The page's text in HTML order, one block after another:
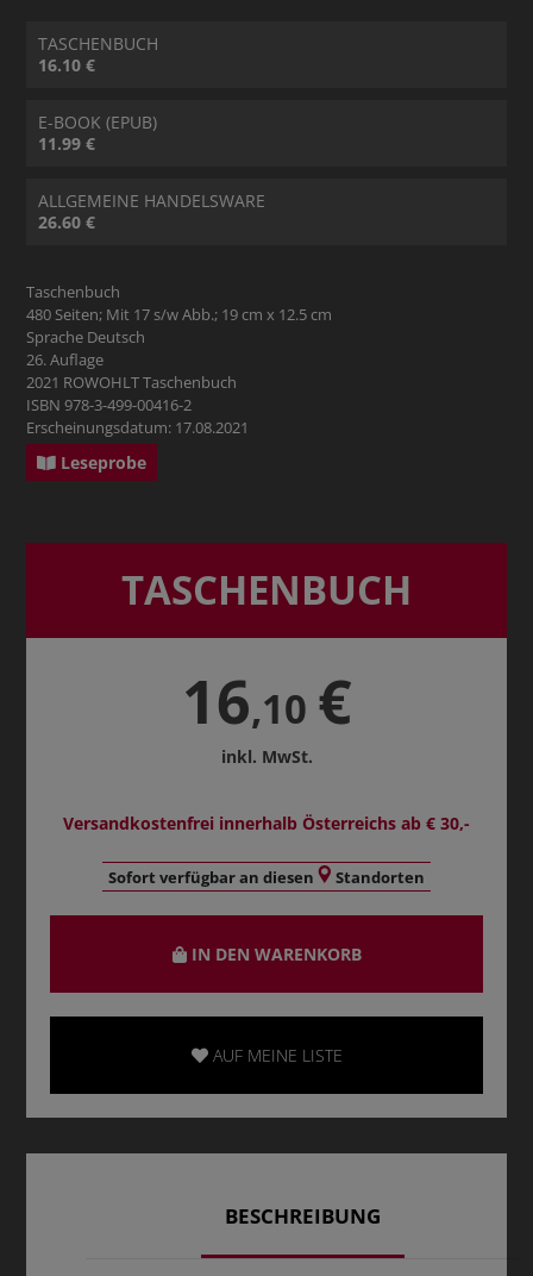
TASCHENBUCH
16.10 €
E-BOOK (EPUB)
11.99 €
ALLGEMEINE HANDELSWARE
26.60 €
Taschenbuch
480 Seiten; Mit 17 s/w Abb.; 19 cm x 12.5 cm
Sprache Deutsch
26. Auflage
2021 ROWOHLT Taschenbuch
ISBN 978-3-499-00416-2
Erscheinungsdatum: 17.08.2021
Leseprobe
TASCHENBUCH
16,10 €
inkl. MwSt.
Versandkostenfrei innerhalb Österreichs ab € 30,-
Sofort verfügbar an diesen Standorten
IN DEN WARENKORB
AUF MEINE LISTE
BESCHREIBUNG